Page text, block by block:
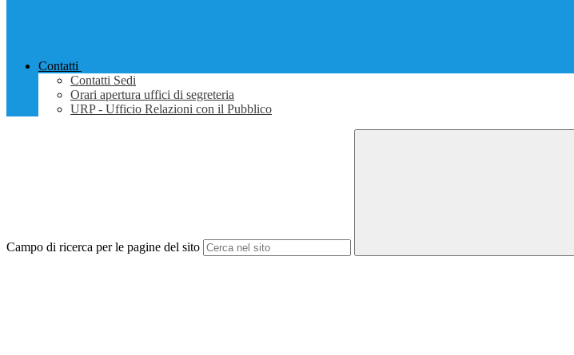
Contatti
Contatti Sedi
Orari apertura uffici di segreteria
URP - Ufficio Relazioni con il Pubblico
Campo di ricerca per le pagine del sito